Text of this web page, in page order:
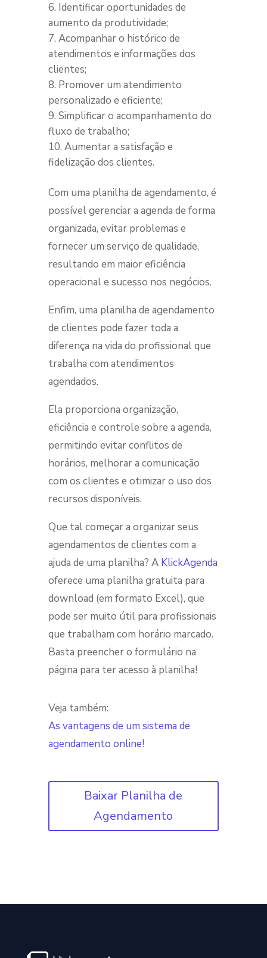
Identificar oportunidades de
aumento da produtividade;
Acompanhar o histórico de
atendimentos e informações dos
clientes;
Promover um atendimento
personalizado e eficiente;
Simplificar o acompanhamento do
fluxo de trabalho;
Aumentar a satisfação e
fidelização dos clientes.
Com uma planilha de agendamento, é
possível gerenciar a agenda de forma
organizada, evitar problemas e
fornecer um serviço de qualidade,
resultando em maior eficiência
operacional e sucesso nos negócios.
Enfim, uma planilha de agendamento
de clientes pode fazer toda a
diferença na vida do profissional que
trabalha com atendimentos
agendados.
Ela proporciona organização,
eficiência e controle sobre a agenda,
permitindo evitar conflitos de
horários, melhorar a comunicação
com os clientes e otimizar o uso dos
recursos disponíveis.
Que tal começar a organizar seus
agendamentos de clientes com a
ajuda de uma planilha? A KlickAgenda
oferece uma planilha gratuita para
download (em formato Excel), que
pode ser muito útil para profissionais
que trabalham com horário marcado.
Basta preencher o formulário na
página para ter acesso à planilha!
Veja também:
As vantagens de um sistema de
agendamento online!
Baixar Planilha de
Agendamento